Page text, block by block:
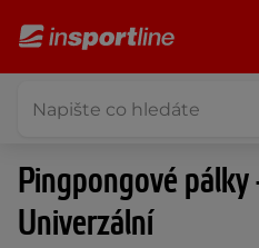
Pingpongové pálky
Univerzální